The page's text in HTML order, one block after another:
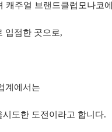
캐주얼 브랜드클럽모나코에
입점한 곳으로,
계에서는
시도한 도전이라고 합니다.